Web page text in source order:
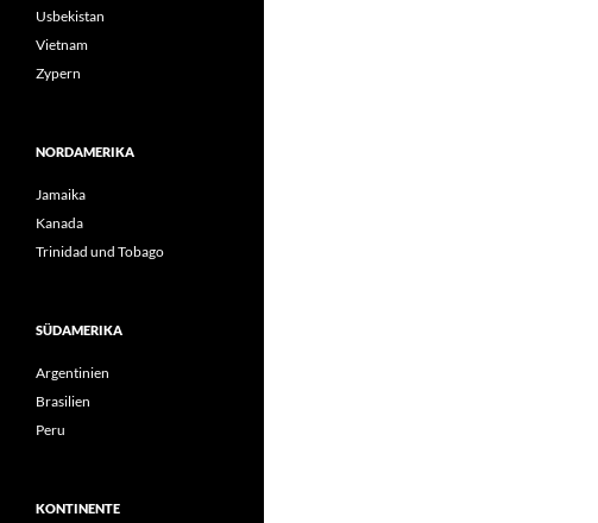
Usbekistan
Vietnam
Zypern
NORDAMERIKA
Jamaika
Kanada
Trinidad und Tobago
SÜDAMERIKA
Argentinien
Brasilien
Peru
KONTINENTE